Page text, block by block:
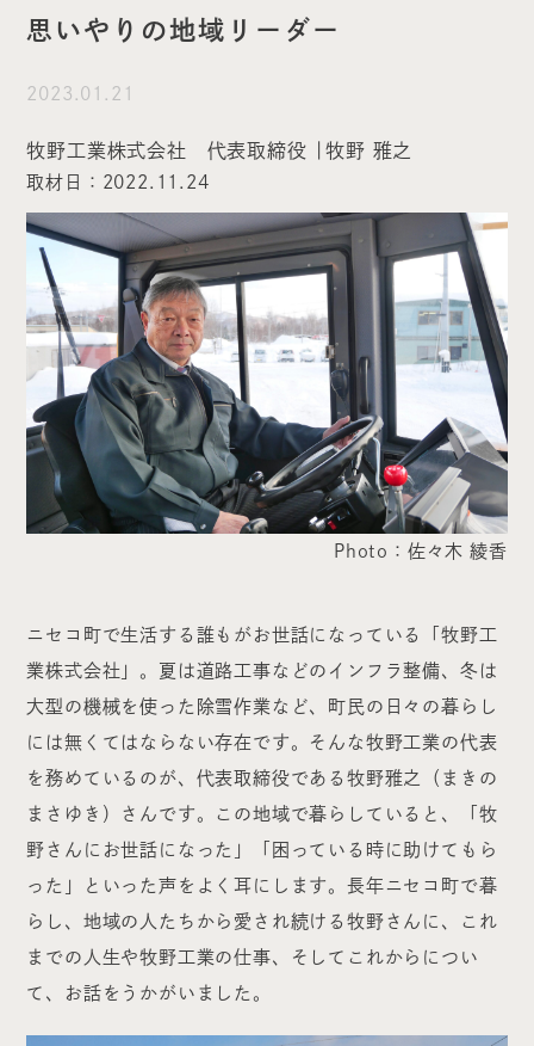
思いやりの地域リーダー
2023.01.21
牧野工業株式会社 代表取締役 |牧野 雅之
取材日：2022.11.24
Photo：佐々木 綾香
ニセコ町で生活する誰もがお世話になっている「牧野工
業株式会社」。夏は道路工事などのインフラ整備、冬は
大型の機械を使った除雪作業など、町民の日々の暮らし
には無くてはならない存在です。そんな牧野工業の代表
を務めているのが、代表取締役である牧野雅之（まきの
まさゆき）さんです。この地域で暮らしていると、「牧
野さんにお世話になった」「困っている時に助けてもら
った」といった声をよく耳にします。長年ニセコ町で暮
らし、地域の人たちから愛され続ける牧野さんに、これ
までの人生や牧野工業の仕事、そしてこれからについ
て、お話をうかがいました。